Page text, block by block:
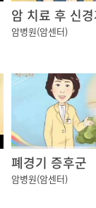
암병원(암센터)
폐경기 증후군
암병원(암센터)